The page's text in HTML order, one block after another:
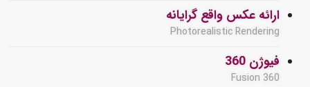
ارائه عکس واقع گرایانه
Photorealistic Rendering
فیوژن 360
Fusion 360